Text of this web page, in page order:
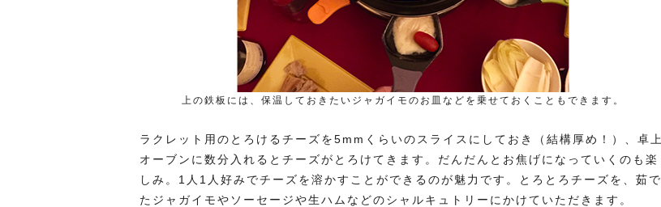
上の鉄板には、保温しておきたいジャガイモのお皿などを乗せておくこともできます。
ラクレット用のとろけるチーズを5mmくらいのスライスにしておき（結構厚め！）、卓上
オーブンに数分入れるとチーズがとろけてきます。だんだんとお焦げになっていくのも楽
しみ。1人1人好みでチーズを溶かすことができるのが魅力です。とろとろチーズを、茹で
たジャガイモやソーセージや生ハムなどのシャルキュトリーにかけていただきます。